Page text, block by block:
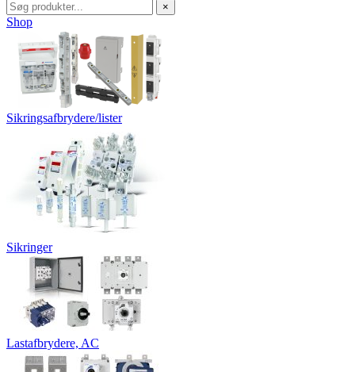
×
Shop
Sikringsafbrydere/lister
Sikringer
Lastafbrydere, AC